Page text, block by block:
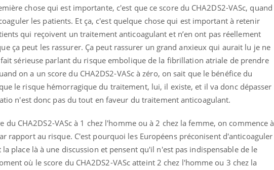
chose qui est importante, c'est que ce score du CHA2DS2-VASc, quand
les patients. Et ça, c'est quelque chose qui est important à retenir
qui reçoivent un traitement anticoagulant et n’en ont pas réellement
ça peut les rassurer. Ça peut rassurer un grand anxieux qui aurait lu je ne
sérieuse parlant du risque embolique de la fibrillation atriale de prendre
on a un score du CHA2DS2-VASc à zéro, on sait que le bénéfice du
le risque hémorragique du traitement, lui, il existe, et il va donc dépasser
n'est donc pas du tout en faveur du traitement anticoagulant.
CHA2DS2-VASc à 1 chez l'homme ou à 2 chez la femme, on commence à
rapport au risque. C'est pourquoi les Européens préconisent d'anticoaguler
place là à une discussion et pensent qu'il n'est pas indispensable de le
où le score du CHA2DS2-VASc atteint 2 chez l'homme ou 3 chez la